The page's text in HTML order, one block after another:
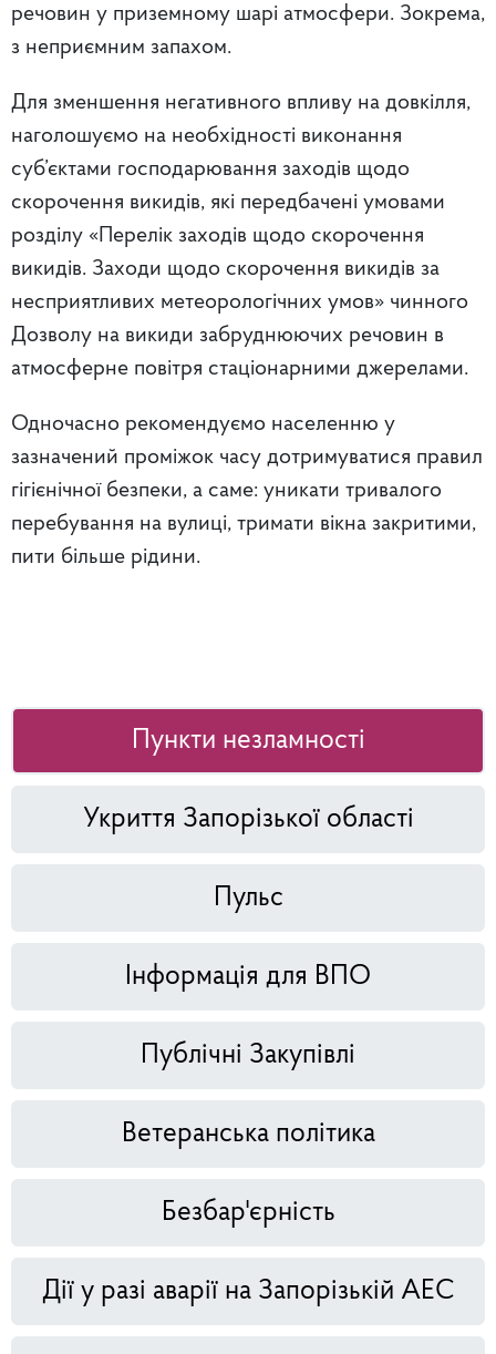
речовин у приземному шарі атмосфери. Зокрема,
з неприємним запахом.
Для зменшення негативного впливу на довкілля,
наголошуємо на необхідності виконання
суб’єктами господарювання заходів щодо
скорочення викидів, які передбачені умовами
розділу «Перелік заходів щодо скорочення
викидів. Заходи щодо скорочення викидів за
несприятливих метеорологічних умов» чинного
Дозволу на викиди забруднюючих речовин в
атмосферне повітря стаціонарними джерелами.
Одночасно рекомендуємо населенню у
зазначений проміжок часу дотримуватися правил
гігієнічної безпеки, а саме: уникати тривалого
перебування на вулиці, тримати вікна закритими,
пити більше рідини.
Пункти незламності
Укриття Запорізької області
Пульс
Інформація для ВПО
Публічні Закупівлі
Ветеранська політика
Безбар'єрність
Дії у разі аварії на Запорізькій АЕС